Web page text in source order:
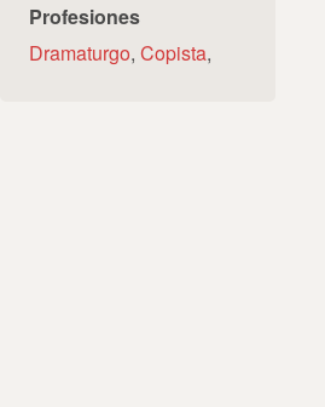
Profesiones
Dramaturgo, Copista,